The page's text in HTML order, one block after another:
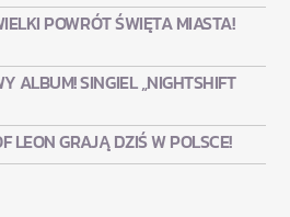
POWRÓT ŚWIĘTA MIASTA!
ALBUM! SINGIEL „NIGHTSHIFT
LEON GRAJĄ DZIŚ W POLSCE!